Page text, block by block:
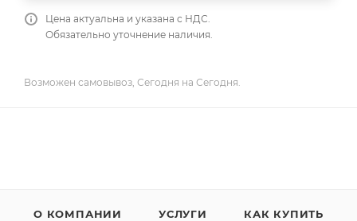
Цена актуальна и указана с НДС.
Обязательно уточнение наличия.
Возможен самовывоз, Сегодня на Сегодня.
О КОМПАНИИ УСЛУГИ КАК КУПИТЬ